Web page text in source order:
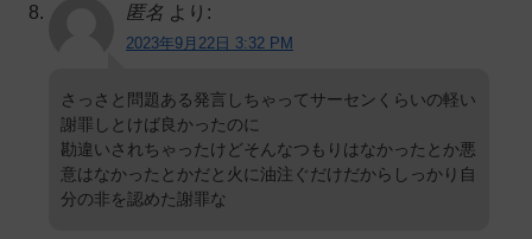
匿名 より:
2023年9月22日 3:32 PM
さっさと問題ある発言しちゃってサーセンくらいの軽い
謝罪しとけば良かったのに
勘違いされちゃったけどそんなつもりはなかったとか悪
意はなかったとかだと火に油注ぐだけだからしっかり自
分の非を認めた謝罪な